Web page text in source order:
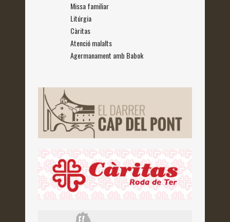
Missa familiar
Litúrgia
Càritas
Atenció malalts
Agermanament amb Babok